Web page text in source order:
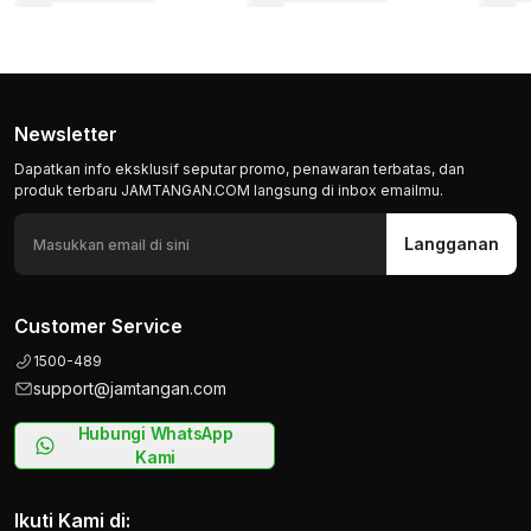
Newsletter
Dapatkan info eksklusif seputar promo, penawaran terbatas, dan
produk terbaru JAMTANGAN.COM langsung di inbox emailmu.
Langganan
Customer Service
1500-489
support@jamtangan.com
Hubungi WhatsApp
Kami
Ikuti Kami di: